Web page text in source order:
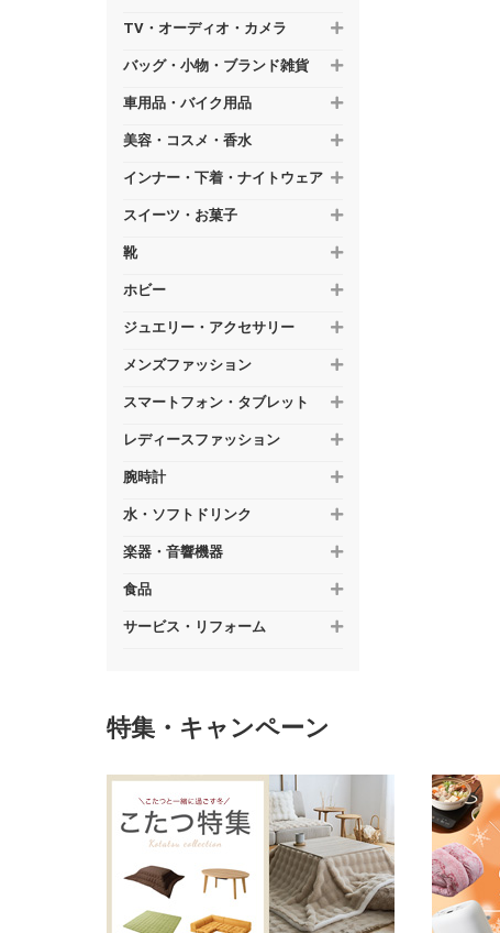
TV・オーディオ・カメラ
バッグ・小物・ブランド雑貨
車用品・バイク用品
美容・コスメ・香水
インナー・下着・ナイトウェア
スイーツ・お菓子
靴
ホビー
ジュエリー・アクセサリー
メンズファッション
スマートフォン・タブレット
レディースファッション
腕時計
水・ソフトドリンク
楽器・音響機器
食品
サービス・リフォーム
特集・キャンペーン